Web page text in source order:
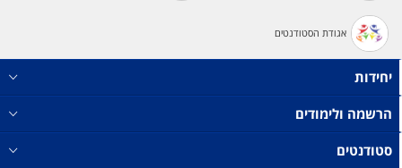
אגודת הסטודנטים
יחידות
הרשמה ולימודים
סטודנטים